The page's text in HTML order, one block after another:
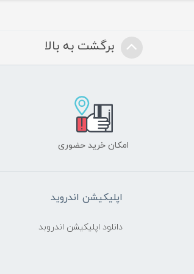
برگشت به بالا
امکان خرید حضوری
اپلیکیشن اندروید
دانلود اپلیکیشن اندروبد